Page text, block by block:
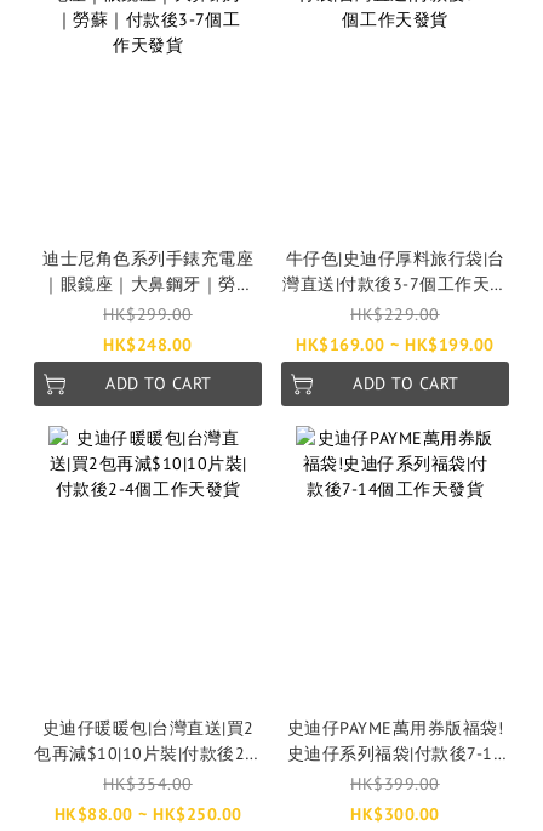
迪士尼角色系列手錶充電座
｜眼鏡座｜大鼻鋼牙｜勞蘇
｜付款後3-7個工作天發貨
HK$299.00
HK$248.00
ADD TO CART
牛仔色|史迪仔厚料旅行袋|台
灣直送|付款後3-7個工作天發
貨
HK$229.00
HK$169.00 ~ HK$199.00
ADD TO CART
史迪仔暖暖包|台灣直送|買2
包再減$10|10片裝|付款後2-4
個工作天發貨
HK$354.00
HK$88.00 ~ HK$250.00
史迪仔PAYME萬用券版福袋!
史迪仔系列福袋|付款後7-14
個工作天發貨
HK$399.00
HK$300.00